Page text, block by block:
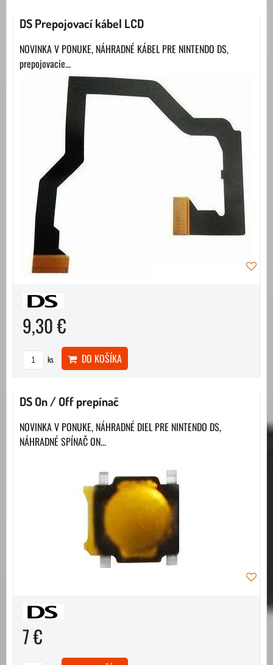
DS Prepojovací kábel LCD
NOVINKA V PONUKE, NÁHRADNÉ KÁBEL PRE NINTENDO DS,
prepojovacie...
9,30 €
ks DO KOŠÍKA
DS On / Off prepínač
NOVINKA V PONUKE, NÁHRADNÉ DIEL PRE NINTENDO DS,
NÁHRADNÉ SPÍNAČ ON...
7 €